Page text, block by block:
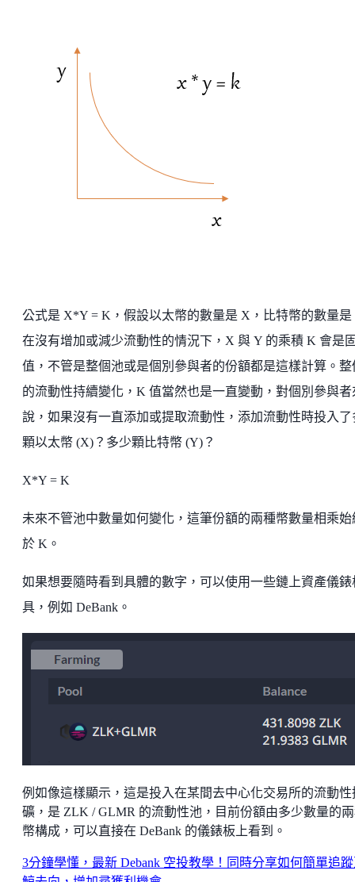
公式是 X*Y = K，假設以太幣的數量是 X，比特幣的數量是
在沒有增加或減少流動性的情況下，X 與 Y 的乘積 K 會是
值，不管是整個池或是個別參與者的份額都是這樣計算。整
的流動性持續變化，K 值當然也是一直變動，對個別參與者
說，如果沒有一直添加或提取流動性，添加流動性時投入了
顆以太幣 (X)？多少顆比特幣 (Y)？
X*Y = K
未來不管池中數量如何變化，這筆份額的兩種幣數量相乘始
於 K。
如果想要隨時看到具體的數字，可以使用一些鏈上資產儀錶
具，例如 DeBank。
例如像這樣顯示，這是投入在某間去中心化交易所的流動性
礦，是 ZLK / GLMR 的流動性池，目前份額由多少數量的
幣構成，可以直接在 DeBank 的儀錶板上看到。
3分鐘學懂，最新 Debank 空投教學！同時分享如何簡單追